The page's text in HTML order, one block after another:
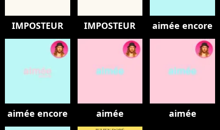
IMPOSTEUR IMPOSTEUR aimée encore
aimée encore aimée aimée